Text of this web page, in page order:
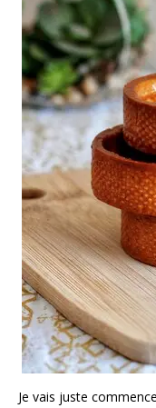
Je vais juste